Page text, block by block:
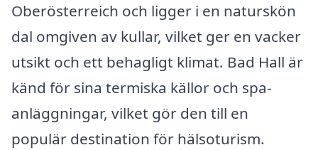
Oberösterreich och ligger i en naturskön
dal omgiven av kullar, vilket ger en vacker
utsikt och ett behagligt klimat. Bad Hall är
känd för sina termiska källor och spa-
anläggningar, vilket gör den till en
populär destination för hälsoturism.